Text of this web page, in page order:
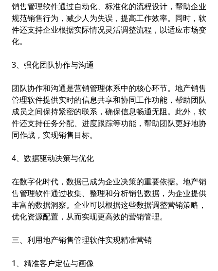
销售管理软件通过自动化、标准化的流程设计，帮助企业
规范销售行为，减少人为失误，提高工作效率。同时，软
件还支持企业根据实际情况灵活调整流程，以适应市场变
化。
3、强化团队协作与沟通
团队协作和沟通是营销管理体系中的核心环节。地产销售
管理软件提供实时的信息共享和协同工作功能，帮助团队
成员之间保持紧密的联系，确保信息畅通无阻。此外，软
件还支持任务分配、进度跟踪等功能，帮助团队更好地协
同作战，实现销售目标。
4、数据驱动决策与优化
在数字化时代，数据已成为企业决策的重要依据。地产销
售管理软件通过收集、整理和分析销售数据，为企业提供
丰富的数据洞察。企业可以根据这些数据调整营销策略，
优化资源配置，从而实现更高效的营销管理。
三、利用地产销售管理软件实现精准营销
1、精准客户定位与画像